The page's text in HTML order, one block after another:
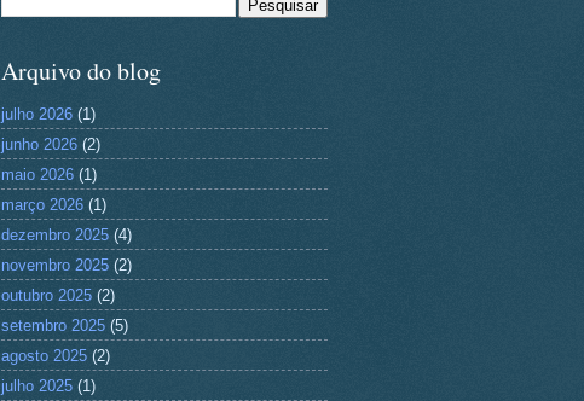
Arquivo do blog
julho 2026 (1)
junho 2026 (2)
maio 2026 (1)
março 2026 (1)
dezembro 2025 (4)
novembro 2025 (2)
outubro 2025 (2)
setembro 2025 (5)
agosto 2025 (2)
julho 2025 (1)